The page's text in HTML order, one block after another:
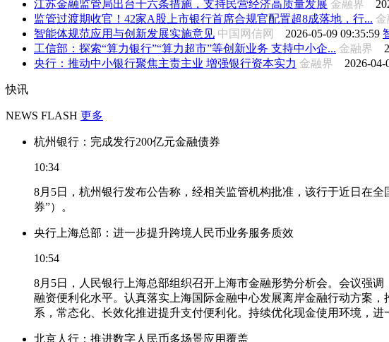
江苏金融监管局出台十六条措施，支持民营经济高质量发展 金融界
监管过渡期收官！42家A股上市银行首席合规官配置超8成落地，行...
智能体规范应用与创新发展实施意见 中国网信网 2026-05-09 09:35:59
工信部：探索“算力银行”“算力超市”等创新业务 支持中小企... 金融界
央行：推动中小银行聚焦主责主业 增强银行资本实力 金融界 2026-04-
快讯
NEWS FLASH 更多
杭州银行：完成发行200亿元金融债券
10:34
8月5日，杭州银行发布公告称，经相关监管机构批准，该行于近日在
券”）。
央行上海总部：进一步提升跨境人民币业务服务质效
10:54
8月5日，人民银行上海总部组织召开上海市金融形势分析会。会议强
融资便利化水平。认真落实上海国际金融中心发展离岸金融行动方案
系，常态化、长效化推进提升支付便利化。持续优化现金使用环境，
北京人行：推进数字人民币多场景应用覆盖